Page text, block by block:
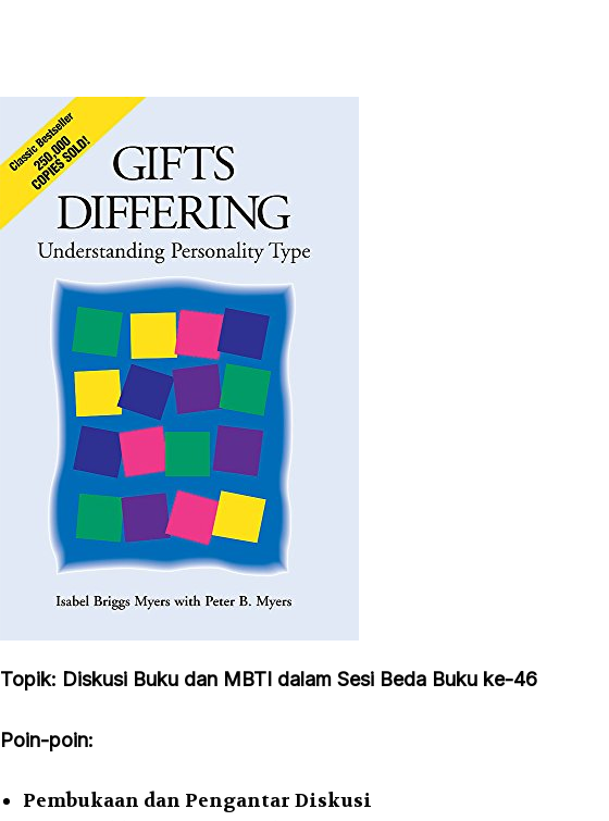
Topik: Diskusi Buku dan MBTI dalam Sesi Beda Buku ke-46
Poin-poin:
Pembukaan dan Pengantar Diskusi